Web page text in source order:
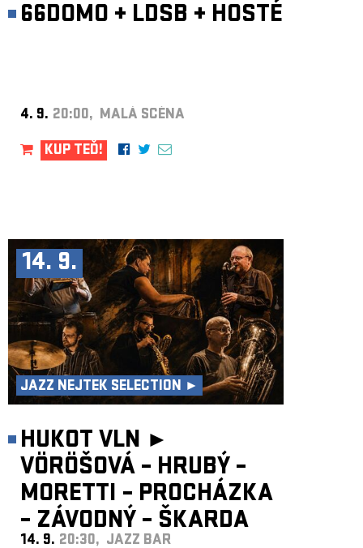
66DOMO + LDSB + HOSTÉ
4. 9. 20:00, MALÁ SCÉNA
KUP TEĎ!
14. 9.
JAZZ NEJTEK SELECTION ►
HUKOT VLN ►
VÖRÖŠOVÁ – HRUBÝ –
MORETTI – PROCHÁZKA
– ZÁVODNÝ – ŠKARDA
14. 9. 20:30, JAZZ BAR